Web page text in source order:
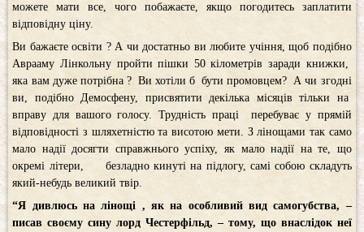
можете мати все, чого побажаєте, якщо погодитесь заплатити
відповідну ціну.
Ви бажаєте освіти ? А чи достатньо ви любите учіння, щоб подібно
Аврааму Лінкольну пройти пішки 50 кілометрів заради книжки,
яка вам дуже потрібна ? Ви хотіли б бути промовцем? А чи згодні
ви, подібно Демосфену, присвятити декілька місяців тільки на
вправу для вашого голосу. Трудність праці перебуває у прямій
відповідності з шляхетністю та висотою мети. З лінощами так само
мало надії досягти справжнього успіху, як мало надії на те, що
окремі літери, безладно кинуті на підлогу, самі собою складуть
який-небудь великий твір.
“Я дивлюсь на лінощі , як на особливий вид самогубства, –
писав своєму сину лорд Честерфільд, – тому, що внаслідок неї